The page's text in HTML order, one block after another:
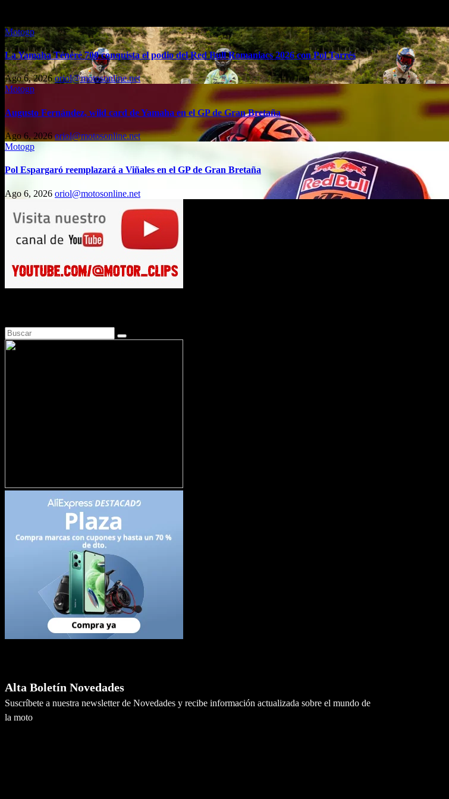
Motogp
La Yamaha Ténéré 700 conquista el podio del Red Bull Romaniacs 2026 con Pol Tarrés
Ago 6, 2026oriol@motosonline.net
Motogp
Augusto Fernández, wild card de Yamaha en el GP de Gran Bretaña
Ago 6, 2026oriol@motosonline.net
Motogp
Pol Espargaró reemplazará a Viñales en el GP de Gran Bretaña
Ago 6, 2026 oriol@motosonline.net
Alta Boletín Novedades
Suscríbete a nuestra newsletter de Novedades y recibe información actualizada sobre el mundo de
la moto